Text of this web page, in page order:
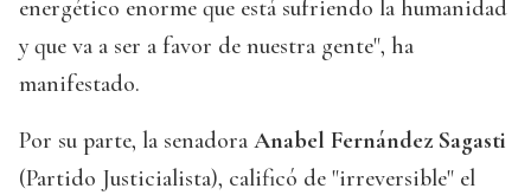
energético enorme que está sufriendo la humanidad
y que va a ser a favor de nuestra gente", ha
manifestado.
Por su parte, la senadora Anabel Fernández Sagasti
(Partido Justicialista), calificó de "irreversible" el